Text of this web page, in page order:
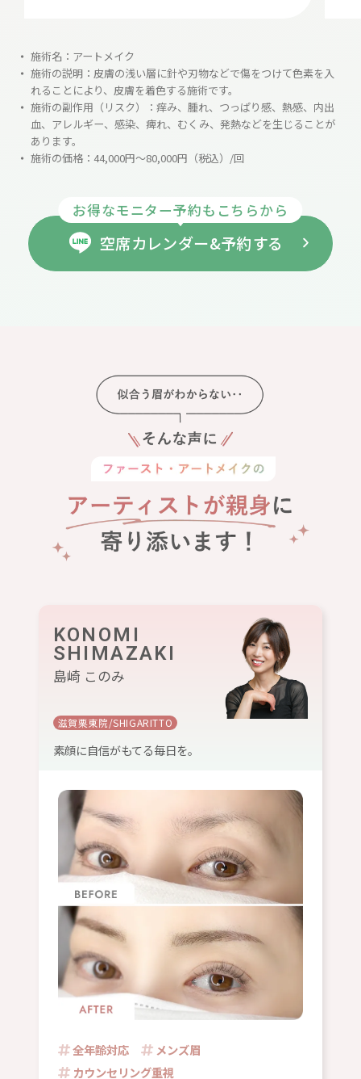
施術名：アートメイク
施術の説明：皮膚の浅い層に針や刃物などで傷をつけて色素を入
れることにより、皮膚を着色する施術です。
施術の副作用（リスク）：痒み、腫れ、つっぱり感、熱感、内出
血、アレルギー、感染、痺れ、むくみ、発熱などを生じることが
あります。
施術の価格：44,000円～80,000円（税込）/回
お得なモニター予約もこちらから
空席カレンダー&予約する
KONOMI
SHIMAZAKI
島崎 このみ
滋賀栗東院/SHIGARITTO
素顔に自信がもてる毎日を。
全年齢対応
メンズ眉
カウンセリング重視